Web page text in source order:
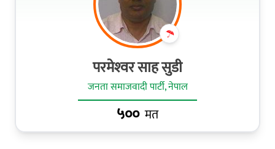
परमेश्‍वर साह सुडी
जनता समाजवादी पार्टी, नेपाल
५०० मत